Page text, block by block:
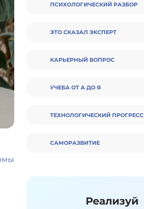
ПСИХОЛОГИЧЕСКИЙ РАЗБОР
ЭТО СКАЗАЛ ЭКСПЕРТ
КАРЬЕРНЫЙ ВОПРОС
УЧЕБА ОТ А ДО Я
ТЕХНОЛОГИЧЕСКИЙ ПРОГРЕСС
CАМОРАЗВИТИЕ